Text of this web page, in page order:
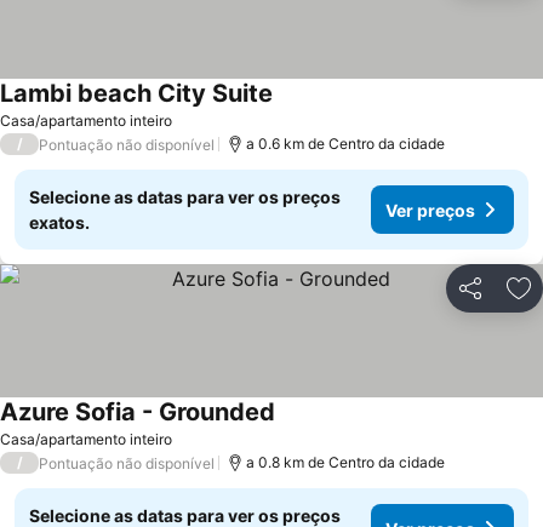
Casa/apartamento inteiro
Lambi beach City Suite
/ Pontuação não disponível a 0.6 km de Centro da cidade
Selecione as datas para ver os preços
exatos.
Ver preços
Partilhar
Casa/apartamento inteiro
Azure Sofia - Grounded
/ Pontuação não disponível a 0.8 km de Centro da cidade
Selecione as datas para ver os preços